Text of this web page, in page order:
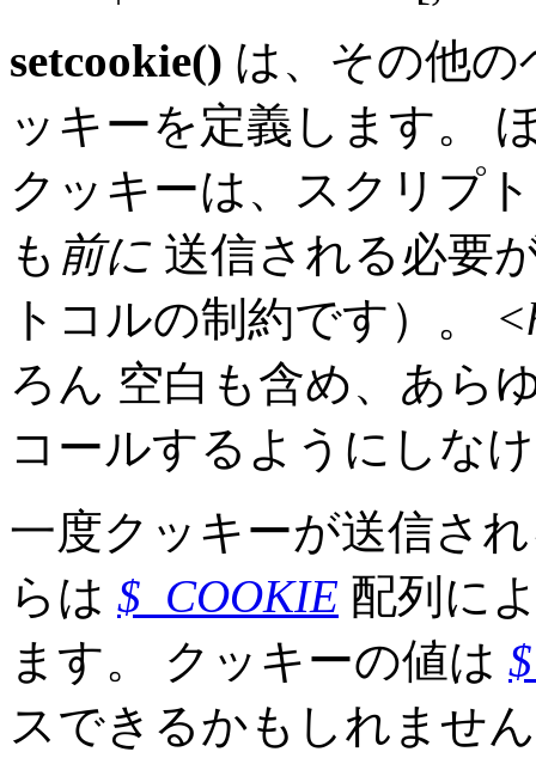
setcookie() は、その他
ッキーを定義します。
クッキーは、スクリプ
も 前に 送信される必要
トコルの制約です）。
ろん 空白も含め、あら
コールするようにしな
一度クッキーが送信さ
らは $_COOKIE 配列に
ます。 クッキーの値は
スできるかもしれませ